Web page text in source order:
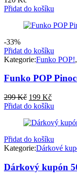
Přidat do košíku
-33%
Přidat do košíku
Kategorie:Funko POP!,
Funko POP
299Kč Původní
cena
299 Kč.
199 KčAktuální
cena
199 Kč.
Přidat do košíku
Přidat do košíku
Kategorie:Dárkové
Dárkový kupón